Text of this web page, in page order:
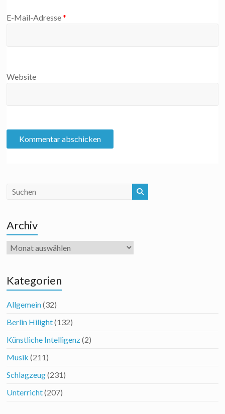
E-Mail-Adresse*
Website
Archiv
Archiv
Kategorien
Allgemein(32)
Berlin Hilight(132)
Künstliche Intelligenz(2)
Musik (211)
Schlagzeug(231)
Unterricht(207)